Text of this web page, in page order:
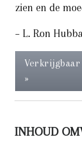
zien en de
– L. Ron
»
INHOUD